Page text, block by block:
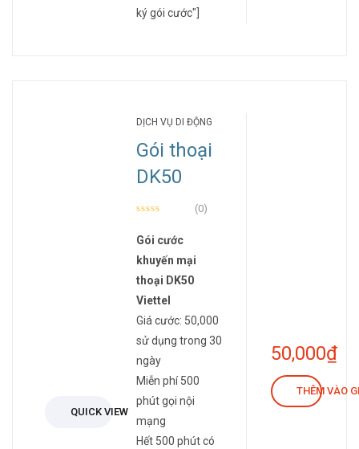
ký gói cước"]
QUICK VIEW
DỊCH VỤ DI ĐỘNG
Gói thoại
DK50
(0)
Gói cước
khuyến mại
thoại DK50
Viettel
Giá cước: 50,000
sử dụng trong 30
ngày
Miễn phí 500
phút gọi nội
mạng
Hết 500 phút có
50,000₫
THÊM VÀO